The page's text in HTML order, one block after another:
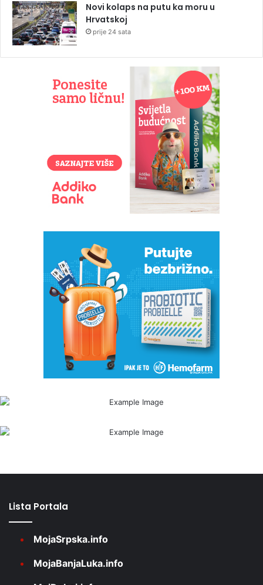
Novi kolaps na putu ka moru u
Hrvatskoj
prije 24 sata
Lista Portala
MojaSrpska.info
MojaBanjaLuka.info